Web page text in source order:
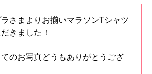
さまよりお揃いマラソンTシャツ
きました！
のお写真どうもありがとうござ